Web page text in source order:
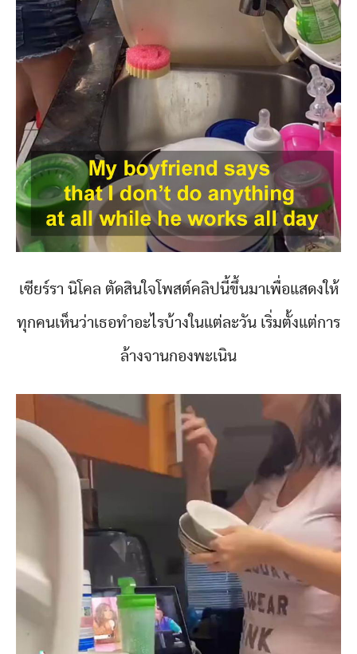
เซียร์รา นิโคล ตัดสินใจโพสต์คลิปนี้ขึ้นมาเพื่อแสดงให้
ทุกคนเห็นว่าเธอทำอะไรบ้างในแต่ละวัน เริ่มตั้งแต่การ
ล้างจานกองพะเนิน